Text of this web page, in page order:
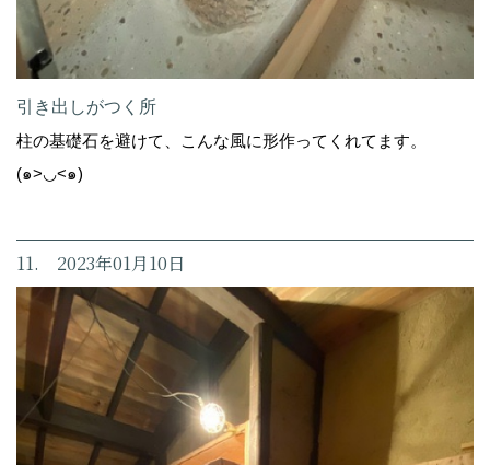
引き出しがつく所
柱の基礎石を避けて、こんな風に形作ってくれてます。
(๑>◡<๑)
11. 2023年01月10日